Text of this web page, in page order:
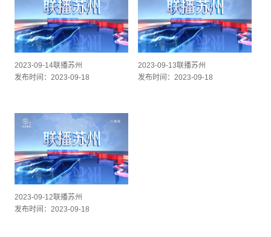
2023-09-14联播苏州
发布时间：2023-09-18
2023-09-13联播苏州
发布时间：2023-09-18
2023-09-12联播苏州
发布时间：2023-09-18